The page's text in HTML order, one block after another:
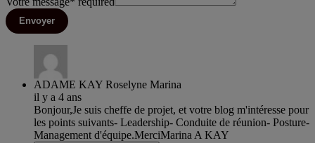
Envoyer
ADAME KAY Roselyne Marina
il y a 4 ans
Bonjour,Je suis cheffe de projet, et votre blog m'intéresse pour
les points suivants- Leadership- Conduite de réunion- Posture-
Management d'équipe.MerciMarina A KAY